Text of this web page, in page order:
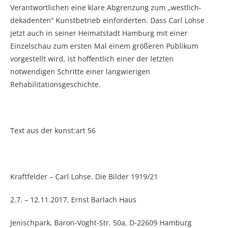
Verantwortlichen eine klare Abgrenzung zum „westlich-
dekadenten“ Kunstbetrieb einforderten. Dass Carl Lohse
jetzt auch in seiner Heimatstadt Hamburg mit einer
Einzelschau zum ersten Mal einem größeren Publikum
vorgestellt wird, ist hoffentlich einer der letzten
notwendigen Schritte einer langwierigen
Rehabilitationsgeschichte.
Text aus der kunst:art 56
Kraftfelder – Carl Lohse. Die Bilder 1919/21
2.7. – 12.11.2017, Ernst Barlach Haus
Jenischpark, Baron-Voght-Str. 50a, D-22609 Hamburg